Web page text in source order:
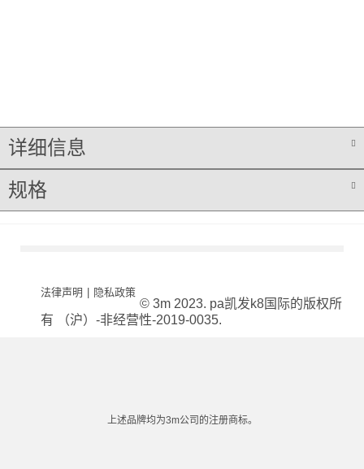
详细信息
规格
法律声明 | 隐私政策
© 3m 2023. pa凯发k8国际的版权所
有 （沪）-非经营性-2019-0035.
上述品牌均为3m公司的注册商标。